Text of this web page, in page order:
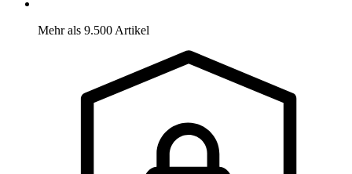
Mehr als 9.500 Artikel